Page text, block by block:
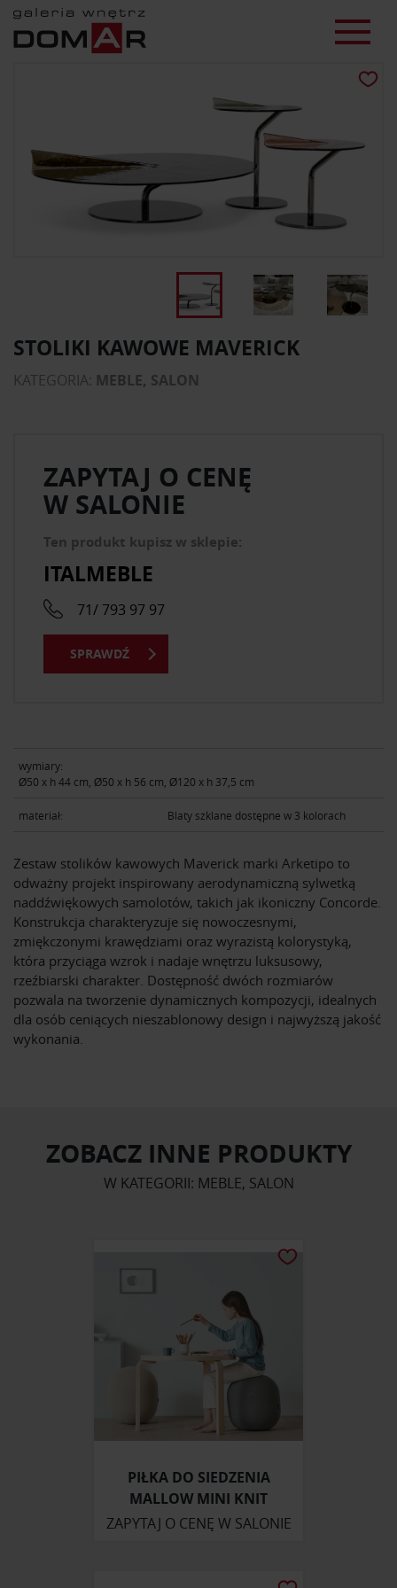
STOLIKI KAWOWE MAVERICK
KATEGORIA: MEBLE, SALON
wymiary:
Ø50 x h 44 cm, Ø50 x h 56 cm, Ø120 x h 37,5 cm
materiał: Blaty szklane dostępne w 3 kolorach
Zestaw stolików kawowych Maverick marki Arketipo to
odważny projekt inspirowany aerodynamiczną sylwetką
naddźwiękowych samolotów, takich jak ikoniczny Concorde.
Konstrukcja charakteryzuje się nowoczesnymi,
zmiękczonymi krawędziami oraz wyrazistą kolorystyką,
która przyciąga wzrok i nadaje wnętrzu luksusowy,
rzeźbiarski charakter. Dostępność dwóch rozmiarów
pozwala na tworzenie dynamicznych kompozycji, idealnych
dla osób ceniących nieszablonowy design i najwyższą jakość
wykonania.
ZAPYTAJ O CENĘ
W SALONIE
Ten produkt kupisz w sklepie:
ITALMEBLE
71/ 793 97 97
SPRAWDŹ
ZOBACZ INNE PRODUKTY
W KATEGORII: MEBLE, SALON
PIŁKA DO SIEDZENIA
MALLOW MINI KNIT
ZAPYTAJ O CENĘ W SALONIE